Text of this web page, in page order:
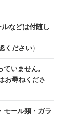
などは付随し
ください）
いません。
お尋ねくださ
モール類・ガラ